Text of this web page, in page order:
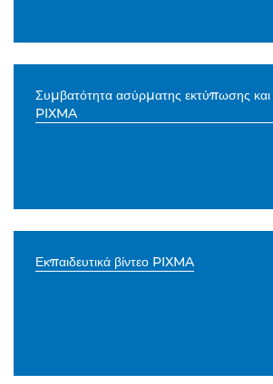
Συμβατότητα ασύρματης εκτύπωσης
PIXMA
Εκπαιδευτικά βίντεο PIXMA